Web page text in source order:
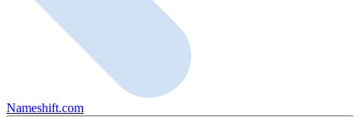
Nameshift.com